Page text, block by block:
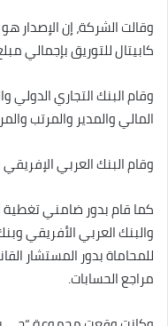
وقالت الشركة، إن الإصدار
كابيتال للتوريق بإجمالي مبلغ 25 مليار
وقام البنك التجاري الدولي
المالي والمدير والمرتب
وقام البنك العربي
كما قام بدور ضامني تغطية
والبنك العربي الأفريقي
للمحاماة بدور المستشار
مراجع الحسابات.